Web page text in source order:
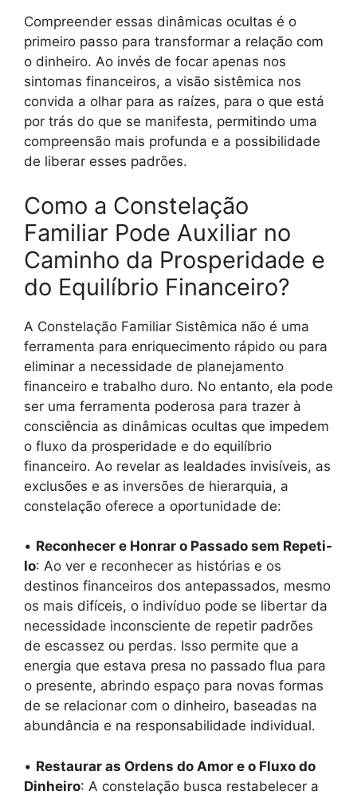
Compreender essas dinâmicas ocultas é o
primeiro passo para transformar a relação com
o dinheiro. Ao invés de focar apenas nos
sintomas financeiros, a visão sistêmica nos
convida a olhar para as raízes, para o que está
por trás do que se manifesta, permitindo uma
compreensão mais profunda e a possibilidade
de liberar esses padrões.
Como a Constelação
Familiar Pode Auxiliar no
Caminho da Prosperidade e
do Equilíbrio Financeiro?
A Constelação Familiar Sistêmica não é uma
ferramenta para enriquecimento rápido ou para
eliminar a necessidade de planejamento
financeiro e trabalho duro. No entanto, ela pode
ser uma ferramenta poderosa para trazer à
consciência as dinâmicas ocultas que impedem
o fluxo da prosperidade e do equilíbrio
financeiro. Ao revelar as lealdades invisíveis, as
exclusões e as inversões de hierarquia, a
constelação oferece a oportunidade de:
• Reconhecer e Honrar o Passado sem Repeti-
lo: Ao ver e reconhecer as histórias e os
destinos financeiros dos antepassados, mesmo
os mais difíceis, o indivíduo pode se libertar da
necessidade inconsciente de repetir padrões
de escassez ou perdas. Isso permite que a
energia que estava presa no passado flua para
o presente, abrindo espaço para novas formas
de se relacionar com o dinheiro, baseadas na
abundância e na responsabilidade individual.
• Restaurar as Ordens do Amor e o Fluxo do
Dinheiro: A constelação busca restabelecer a